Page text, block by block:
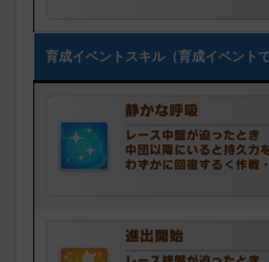
育成イベントスキル（育成イベントで